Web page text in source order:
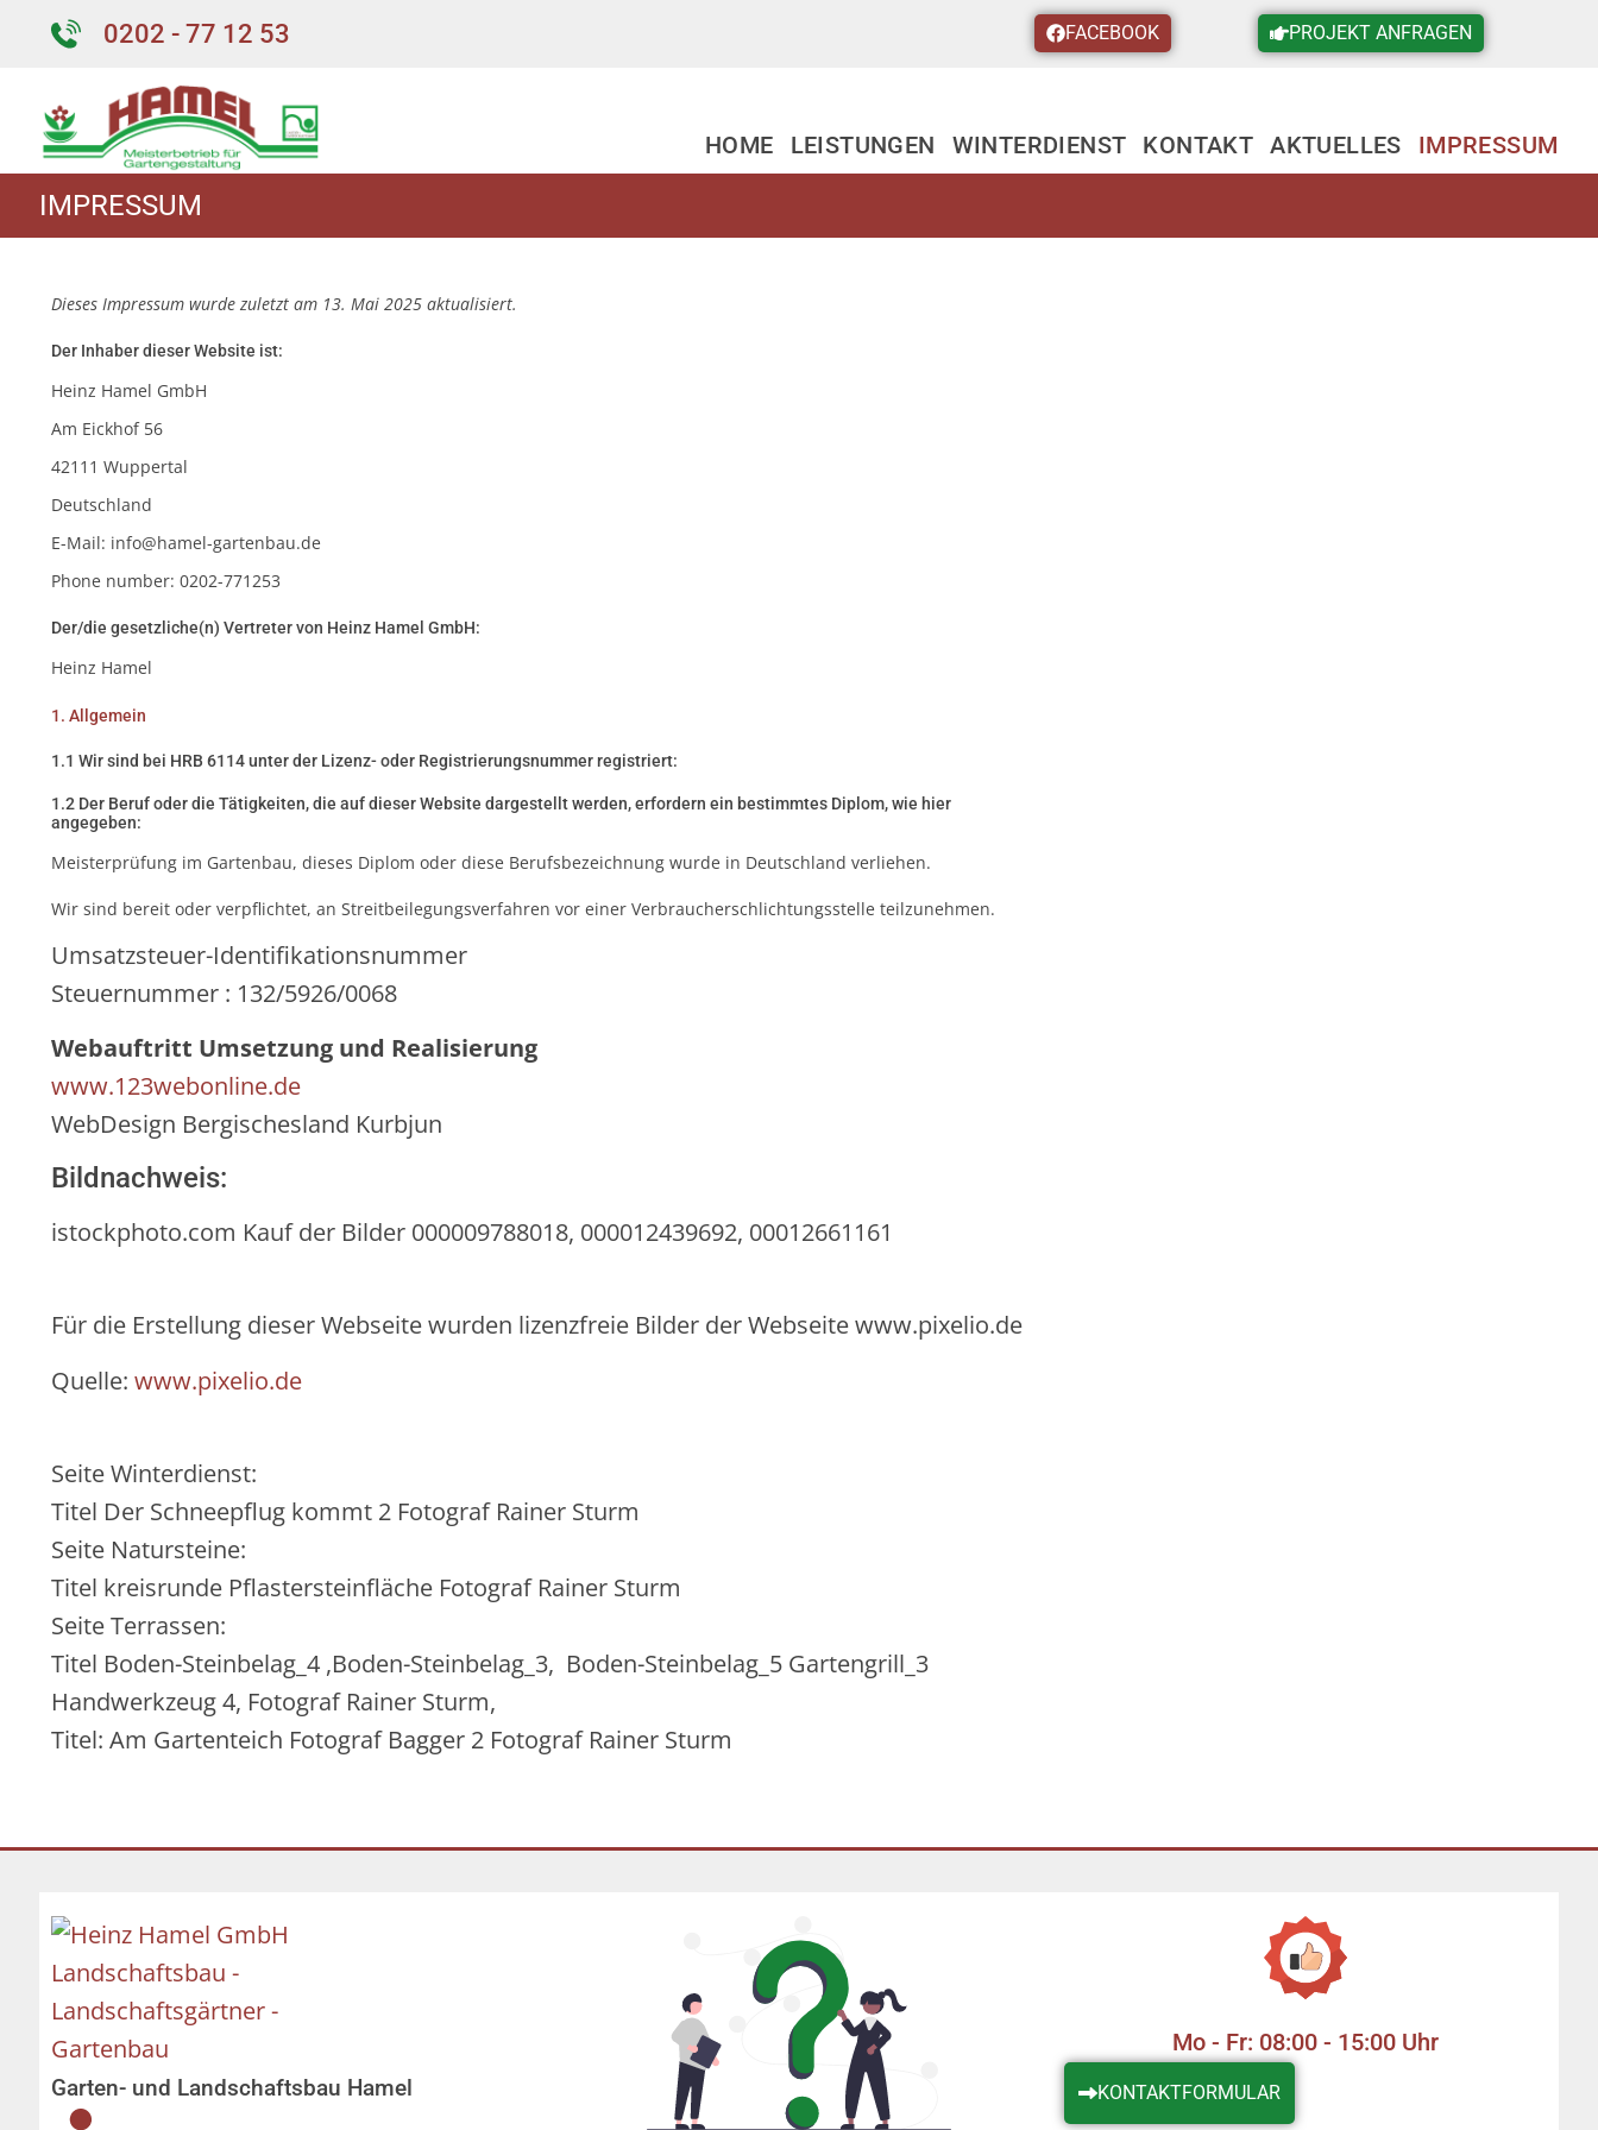
0202 - 77 12 53 FACEBOOK PROJEKT ANFRAGEN
HOME LEISTUNGEN WINTERDIENST KONTAKT AKTUELLES IMPRESSUM
IMPRESSUM
Dieses Impressum wurde zuletzt am 13. Mai 2025 aktualisiert.
Der Inhaber dieser Website ist:
Heinz Hamel GmbH
Am Eickhof 56
42111 Wuppertal
Deutschland
E-Mail: info@hamel-gartenbau.de
Phone number: 0202-771253
Der/die gesetzliche(n) Vertreter von Heinz Hamel GmbH:
Heinz Hamel
1. Allgemein
1.1 Wir sind bei HRB 6114 unter der Lizenz- oder Registrierungsnummer registriert:
1.2 Der Beruf oder die Tätigkeiten, die auf dieser Website dargestellt werden, erfordern ein bestimmtes Diplom, wie hier
angegeben:
Meisterprüfung im Gartenbau, dieses Diplom oder diese Berufsbezeichnung wurde in Deutschland verliehen.
Wir sind bereit oder verpflichtet, an Streitbeilegungsverfahren vor einer Verbraucherschlichtungsstelle teilzunehmen.
Umsatzsteuer-Identifikationsnummer
Steuernummer : 132/5926/0068
Webauftritt Umsetzung und Realisierung
www.123webonline.de
WebDesign Bergischesland Kurbjun
Bildnachweis:
istockphoto.com Kauf der Bilder 000009788018, 000012439692, 00012661161
Für die Erstellung dieser Webseite wurden lizenzfreie Bilder der Webseite www.pixelio.de
Quelle: www.pixelio.de
Seite Winterdienst:
Titel Der Schneepflug kommt 2 Fotograf Rainer Sturm
Seite Natursteine:
Titel kreisrunde Pflastersteinfläche Fotograf Rainer Sturm
Seite Terrassen:
Titel Boden-Steinbelag_4 ,Boden-Steinbelag_3, Boden-Steinbelag_5 Gartengrill_3
Handwerkzeug 4, Fotograf Rainer Sturm,
Titel: Am Gartenteich Fotograf Bagger 2 Fotograf Rainer Sturm
Garten- und Landschaftsbau Hamel
Mo - Fr: 08:00 - 15:00 Uhr
KONTAKTFORMULAR